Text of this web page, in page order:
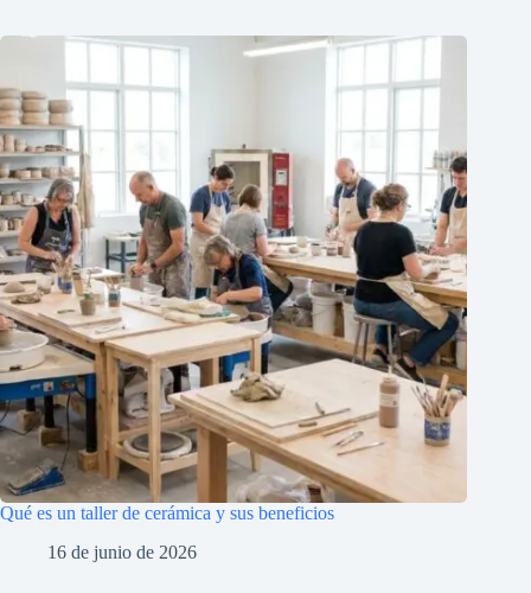
Qué es un taller de cerámica y sus beneficios
16 de junio de 2026